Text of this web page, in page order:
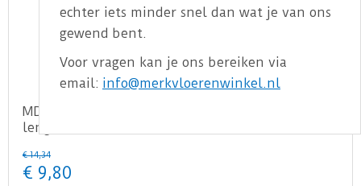
MDF Moderne plint 90x15 voorgelakt RAL9010 -
lengte 240cm
€ 14,34
€ 9,80
echter iets minder snel dan wat je van ons
gewend bent.
Voor vragen kan je ons bereiken via
email: info@merkvloerenwinkel.nl